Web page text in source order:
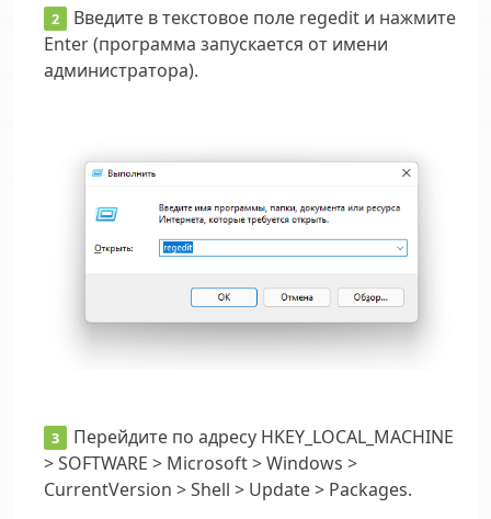
Введите в текстовое поле regedit и нажмите
Enter (программа запускается от имени
администратора).
Перейдите по адресу HKEY_LOCAL_MACHINE
> SOFTWARE > Microsoft > Windows >
CurrentVersion > Shell > Update > Packages.